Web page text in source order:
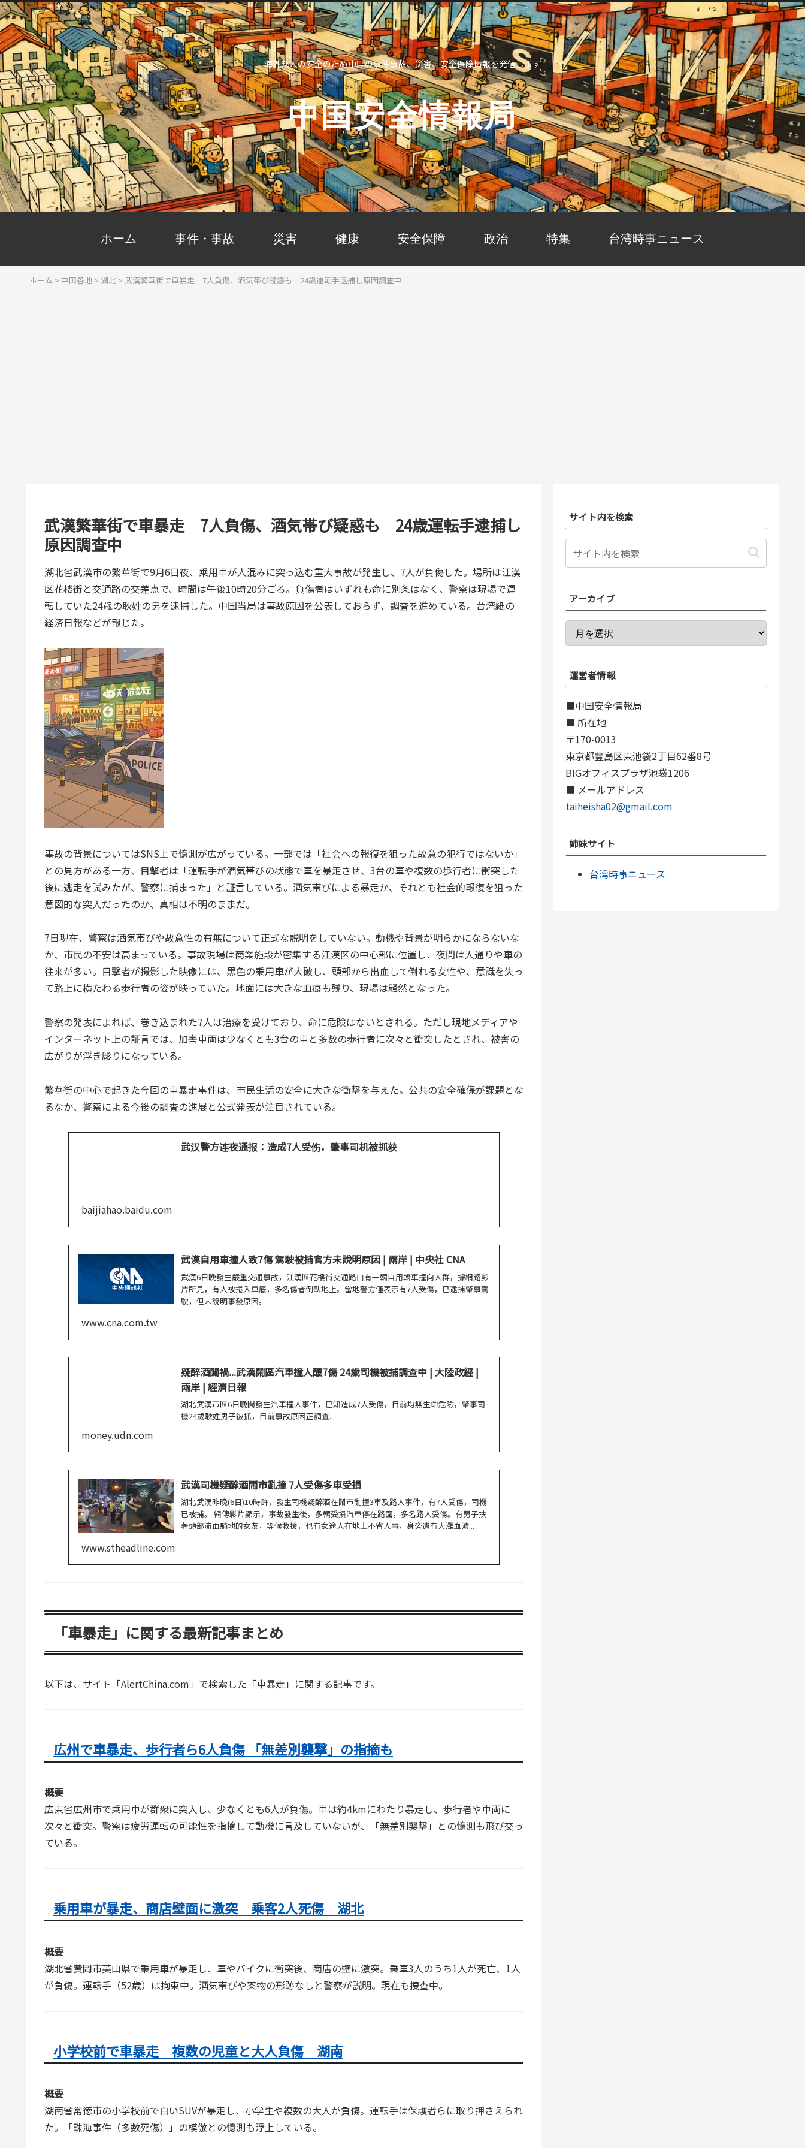
海外邦人の安全のため中国の事件事故、災害、安全保障情報を発信します
中国安全情報局
ホーム 事件・事故 災害 健康 安全保障 政治 特集 台湾時事ニュース
ホーム > 中国各地 > 湖北 > 武漢繁華街で車暴走 7人負傷、酒気帯び疑惑も 24歳運転手逮捕し原因調査中
武漢繁華街で車暴走 7人負傷、酒気帯び疑惑も 24歳運転手逮捕し
原因調査中
湖北省武漢市の繁華街で9月6日夜、乗用車が人混みに突っ込む重大事故が発生し、7人が負傷した。場所は江漢
区花楼街と交通路の交差点で、時間は午後10時20分ごろ。負傷者はいずれも命に別条はなく、警察は現場で運
転していた24歳の耿姓の男を逮捕した。中国当局は事故原因を公表しておらず、調査を進めている。台湾紙の
経済日報などが報じた。
事故の背景についてはSNS上で憶測が広がっている。一部では「社会への報復を狙った故意の犯行ではないか」
との見方がある一方、目撃者は「運転手が酒気帯びの状態で車を暴走させ、3台の車や複数の歩行者に衝突した
後に逃走を試みたが、警察に捕まった」と証言している。酒気帯びによる暴走か、それとも社会的報復を狙った
意図的な突入だったのか、真相は不明のままだ。
7日現在、警察は酒気帯びや故意性の有無について正式な説明をしていない。動機や背景が明らかにならないな
か、市民の不安は高まっている。事故現場は商業施設が密集する江漢区の中心部に位置し、夜間は人通りや車の
往来が多い。目撃者が撮影した映像には、黒色の乗用車が大破し、頭部から出血して倒れる女性や、意識を失っ
て路上に横たわる歩行者の姿が映っていた。地面には大きな血痕も残り、現場は騒然となった。
警察の発表によれば、巻き込まれた7人は治療を受けており、命に危険はないとされる。ただし現地メディアや
インターネット上の証言では、加害車両は少なくとも3台の車と多数の歩行者に次々と衝突したとされ、被害の
広がりが浮き彫りになっている。
繁華街の中心で起きた今回の車暴走事件は、市民生活の安全に大きな衝撃を与えた。公共の安全確保が課題とな
るなか、警察による今後の調査の進展と公式発表が注目されている。
武汉警方连夜通报：造成7人受伤，肇事司机被抓获
baijiahao.baidu.com
武漢自用車撞人致7傷 駕駛被捕官方未說明原因 | 兩岸 | 中央社 CNA
武漢6日晚發生嚴重交通事故，江漢區花樓街交通路口有一輛自用轎車撞向人群，據網路影
片所見，有人被捲入車底，多名傷者倒臥地上。當地警方僅表示有7人受傷，已逮捕肇事駕
駛，但未說明事發原因。
www.cna.com.tw
疑醉酒闖禍...武漢鬧區汽車撞人釀7傷 24歲司機被捕調查中 | 大陸政經 |
兩岸 | 經濟日報
湖北武漢市區6日晚間發生汽車撞人事件，已知造成7人受傷，目前均無生命危險，肇事司
機24歲耿姓男子被抓，目前事故原因正調查...
money.udn.com
武漢司機疑醉酒鬧市亂撞 7人受傷多車受損
湖北武漢昨晚(6日)10時許，發生司機疑醉酒在鬧市亂撞3車及路人事件，有7人受傷，司機
已被捕。 網傳影片顯示，事故發生後，多輛受損汽車停在路面，多名路人受傷。有男子扶
著頭部流血躺地的女友，等候救援，也有女途人在地上不省人事，身旁遺有大灘血漬...
www.stheadline.com
「車暴走」に関する最新記事まとめ
以下は、サイト「AlertChina.com」で検索した「車暴走」に関する記事です。
広州で車暴走、歩行者ら6人負傷 「無差別襲撃」の指摘も
概要
広東省広州市で乗用車が群衆に突入し、少なくとも6人が負傷。車は約4kmにわたり暴走し、歩行者や車両に
次々と衝突。警察は疲労運転の可能性を指摘して動機に言及していないが、「無差別襲撃」との憶測も飛び交っ
ている。
乗用車が暴走、商店壁面に激突 乗客2人死傷 湖北
概要
湖北省黄岡市英山県で乗用車が暴走し、車やバイクに衝突後、商店の壁に激突。乗車3人のうち1人が死亡、1人
が負傷。運転手（52歳）は拘束中。酒気帯びや薬物の形跡なしと警察が説明。現在も捜査中。
小学校前で車暴走 複数の児童と大人負傷 湖南
概要
湖南省常徳市の小学校前で白いSUVが暴走し、小学生や複数の大人が負傷。運転手は保護者らに取り押さえられ
た。「珠海事件（多数死傷）」の模倣との憶測も浮上している。
サイト内を検索
アーカイブ
運営者情報
■中国安全情報局
■ 所在地
〒170-0013
東京都豊島区東池袋2丁目62番8号
BIGオフィスプラザ池袋1206
■ メールアドレス
taiheisha02@gmail.com
姉妹サイト
台湾時事ニュース